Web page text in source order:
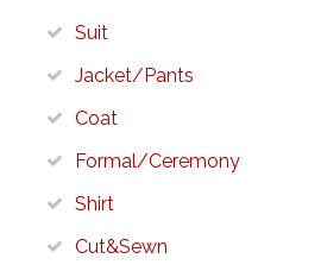
Suit
Jacket/Pants
Coat
Formal/Ceremony
Shirt
Cut&Sewn